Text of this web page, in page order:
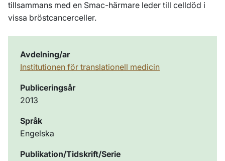
tillsammans med en Smac-härmare leder till celldöd i
vissa bröstcancerceller.
Avdelning/ar
Institutionen för translationell medicin
Publiceringsår
2013
Språk
Engelska
Publikation/Tidskrift/Serie